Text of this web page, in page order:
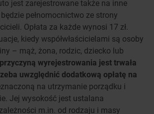
jest zarejestrowane także na inne
pełnomocnictwo ze strony
Opłata za każde wynosi 17 zł.
kiedy współwłaścicielami są osoby
– mąż, żona, rodzic, dziecko lub
wyrejestrowania jest trwała
uwzględnić dodatkową opłatę na
na utrzymanie porządku i
Jej wysokość jest ustalana
m.in. od rodzaju i masy